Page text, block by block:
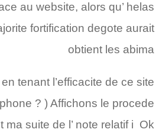
au website, alors qu’ helas
fortification degote aurait
obtient les abima
tenant l’efficacite de ce site
? ) Affichons le procede
ma suite de l’ note relatif i Ok